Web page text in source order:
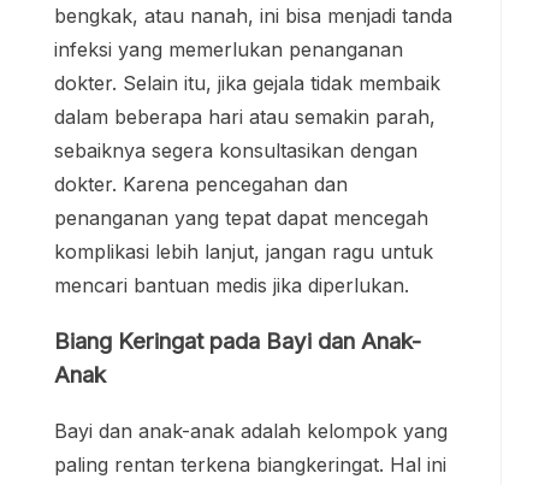
bengkak, atau nanah, ini bisa menjadi tanda
infeksi yang memerlukan penanganan
dokter. Selain itu, jika gejala tidak membaik
dalam beberapa hari atau semakin parah,
sebaiknya segera konsultasikan dengan
dokter. Karena pencegahan dan
penanganan yang tepat dapat mencegah
komplikasi lebih lanjut, jangan ragu untuk
mencari bantuan medis jika diperlukan.
Biang Keringat pada Bayi dan Anak-
Anak
Bayi dan anak-anak adalah kelompok yang
paling rentan terkena biangkeringat. Hal ini